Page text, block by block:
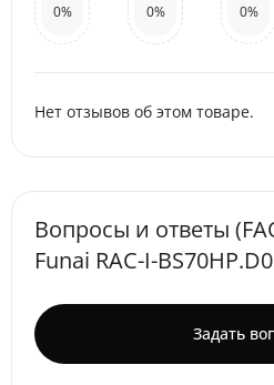
0% 0% 0%
Нет отзывов об этом товаре.
Вопросы и ответы
Funai RAC-I-
Задать